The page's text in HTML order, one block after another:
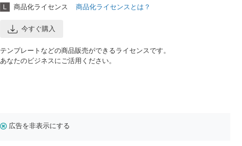
L 商品化ライセンス 商品化ライセンスとは？
今すぐ購入
テンプレートなどの商品販売ができるライセンスです。
あなたのビジネスにご活用ください。
広告を非表示にする